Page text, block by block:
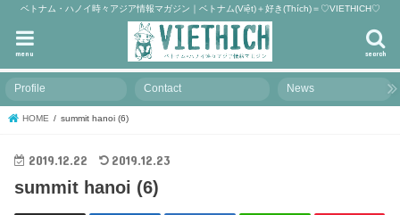
ベトナム・ハノイ時々アジア情報マガジン｜ベトナム(Việt)＋好き(Thích)＝♡VIETHICH♡
search
menu
Profile Contact News
HOME summit hanoi (6)
2019.12.22 2019.12.23
summit hanoi (6)